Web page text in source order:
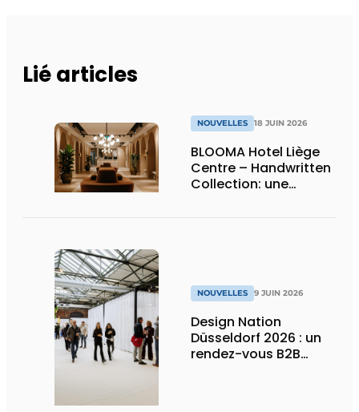
Lié articles
NOUVELLES 18 JUIN 2026
BLOOMA Hotel Liège
Centre – Handwritten
Collection: une
NOUVELLES 9 JUIN 2026
Design Nation
Düsseldorf 2026 : un
rendez-vous B2B